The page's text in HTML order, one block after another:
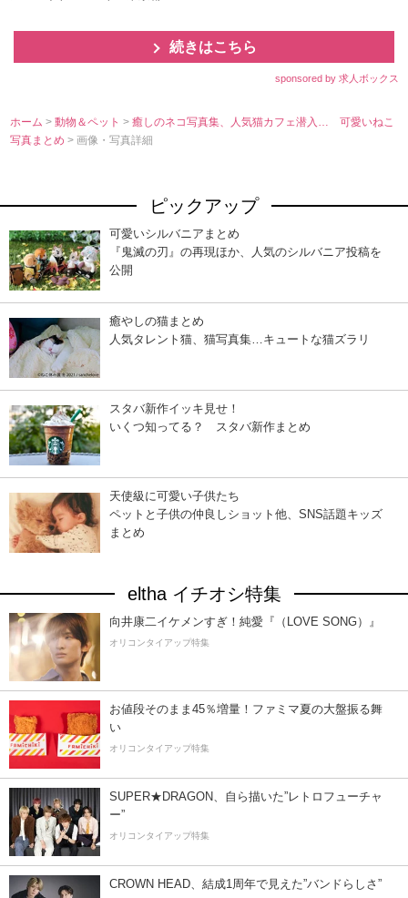
続きはこちら
sponsored by 求人ボックス
ホーム >動物＆ペット>癒しのネコ写真集、人気猫カフェ潜入… 可愛いねこ
写真まとめ> 画像・写真詳細
ピックアップ
可愛いシルバニアまとめ
『鬼滅の刃』の再現ほか、人気のシルバニア投稿を
公開
癒やしの猫まとめ
人気タレント猫、猫写真集…キュートな猫ズラリ
スタバ新作イッキ見せ！
いくつ知ってる？ スタバ新作まとめ
天使級に可愛い子供たち
ペットと子供の仲良しショット他、SNS話題キッズ
まとめ
eltha イチオシ特集
向井康二イケメンすぎ！純愛『（LOVE SONG）』
オリコンタイアップ特集
お値段そのまま45％増量！ファミマ夏の大盤振る舞
い
オリコンタイアップ特集
SUPER★DRAGON、自ら描いた”レトロフューチャ
ー”
オリコンタイアップ特集
CROWN HEAD、結成1周年で見えた”バンドらしさ”